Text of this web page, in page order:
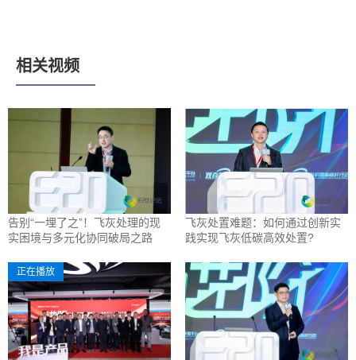
相关视频
告别“一埋了之”！飞灰处理的现
实困境与多元化协同破局之路
飞灰处置难题：如何通过创新实
践实现飞灰低碳高效处置?
正在播放